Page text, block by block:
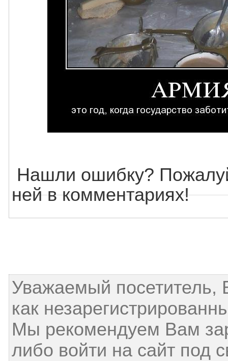
Нашли ошибку?
ней в комментариях!
Уважаемый посетитель,
как
Мы рекомендуем Вам
либо войти на сайт под